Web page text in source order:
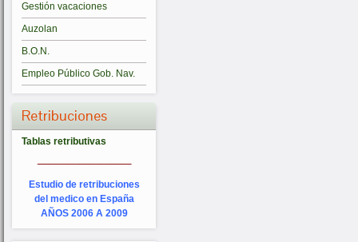
Gestión vacaciones
Auzolan
B.O.N.
Empleo Público Gob. Nav.
Retribuciones
Tablas retributivas
Estudio de retribuciones
del medico en España
AÑOS 2006 A 2009